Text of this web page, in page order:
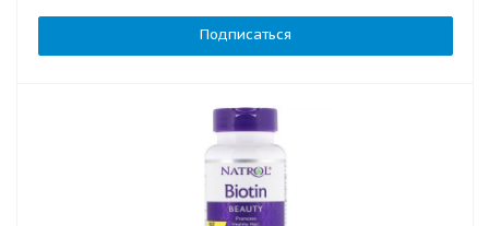
Подписаться